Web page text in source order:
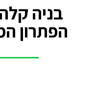
בניה
הפתרון